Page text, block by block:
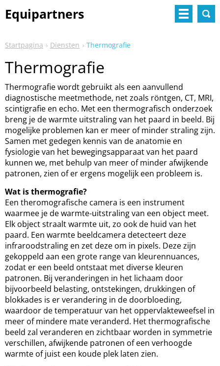
Equipartners
Startpagina Diensten Thermografie
Thermografie
Thermografie wordt gebruikt als een aanvullend
diagnostische meetmethode, net zoals röntgen, CT, MRI,
scintigrafie en echo. Met een thermografisch onderzoek
breng je de warmte uitstraling van het paard in beeld. Bij
mogelijke problemen kan er meer of minder straling zijn.
Samen met gedegen kennis van de anatomie en
fysiologie van het bewegingsapparaat van het paard
kunnen we, met behulp van meer of minder afwijkende
patronen, zien of er ergens mogelijk een probleem is.
Wat is thermografie?
Een theromografische camera is een instrument
waarmee je de warmte-uitstraling van een object meet.
Elk object straalt warmte uit, zo ook de huid van het
paard. Een warmte beeldcamera detecteert deze
infraroodstraling en zet deze om in pixels. Deze zijn
gekoppeld aan een grote range van kleurennuances,
zodat er een beeld ontstaat met diverse kleuren
patronen. Bij veranderingen in het lichaam door
bijvoorbeeld belasting, ontstekingen, drukkingen of
blokkades is er verandering in de doorbloeding,
waardoor de temperatuur van het oppervlakteweefsel in
meer of mindere mate veranderd. Het thermografische
beeld zal veranderen en zichtbaar worden in symmetrie
verschillen, afwijkende patronen of een verhoogde
warmte of juist een koude plek laten zien.